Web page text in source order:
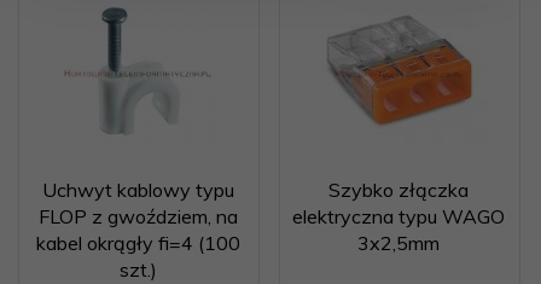
Uchwyt kablowy typu
FLOP z gwoździem, na
kabel okrągły fi=4 (100
szt.)
Szybko złączka
elektryczna typu WAGO
3x2,5mm